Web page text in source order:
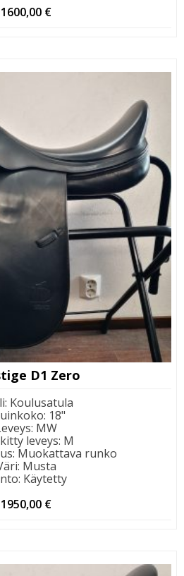
1600,00 €
D1 Zero
: Koulusatula
: 18"
: MW
leveys: M
: Muokattava runko
: Musta
: Käytetty
1950,00 €